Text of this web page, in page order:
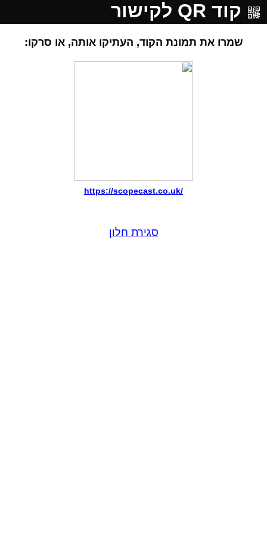
קוד QR לקישור
שמרו את תמונת הקוד, העתיקו אותה, או סרקו:
https://scopecast.co.uk/
סגירת חלון